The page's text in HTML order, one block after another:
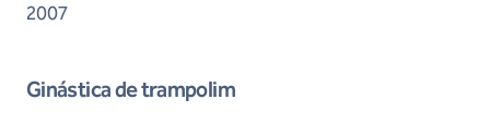
2007
Ginástica de trampolim